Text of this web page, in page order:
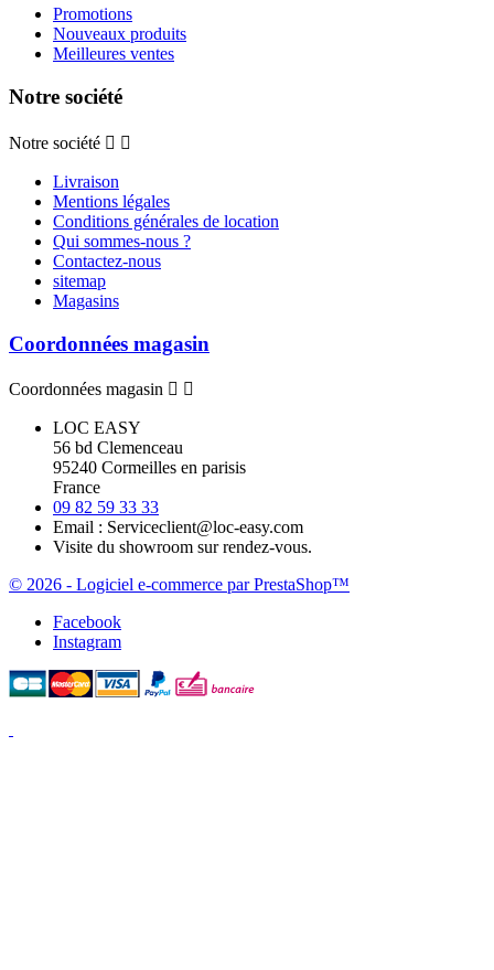
Promotions
Nouveaux produits
Meilleures ventes
Notre société
Notre société  
Livraison
Mentions légales
Conditions générales de location
Qui sommes-nous ?
Contactez-nous
sitemap
Magasins
Coordonnées magasin
Coordonnées magasin  
LOC EASY
56 bd Clemenceau
95240 Cormeilles en parisis
France
09 82 59 33 33
Email : Serviceclient@loc-easy.com
Visite du showroom sur rendez-vous.
© 2026 - Logiciel e-commerce par PrestaShop™
Facebook
Instagram